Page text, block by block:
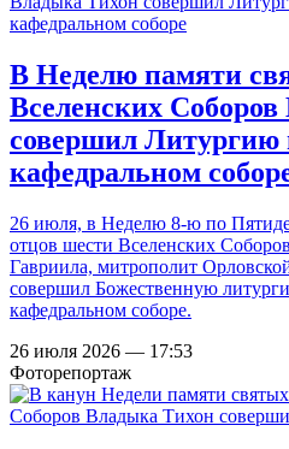
В Неделю памяти
Вселенских
совершил
кафедральном
26 июля, в Неделю 8-ю по
отцов шести Вселенских
Гавриила, митрополит
совершил Божественную
кафедральном соборе.
26 июля 2026 — 17:53
Фоторепортаж